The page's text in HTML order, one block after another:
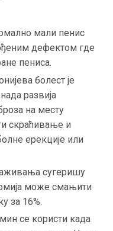
мали пенис
дефектом где
пениса.
болест је
развија
на месту
скраћивање и
ерекције или
сугеришу
може смањити
за 16%.
се користи када